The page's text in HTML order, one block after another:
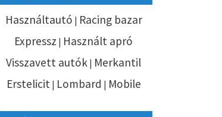
Használtautó | Racing bazar
Expressz | Használt apró
Visszavett autók | Merkantil
Erstelicit| Lombard | Mobile